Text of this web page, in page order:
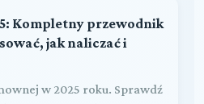
Kompletny przewodnik
jak naliczać i
w 2025 roku. Sprawdź